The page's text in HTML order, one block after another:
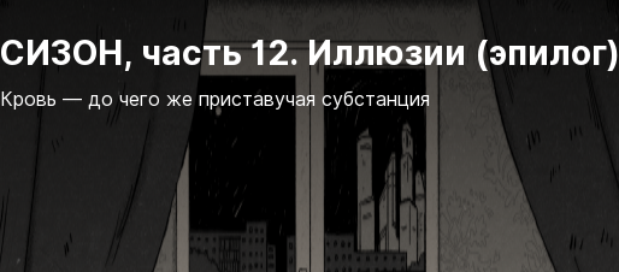
СИЗОН, часть 12. Иллюзии (эпилог)
Кровь — до чего же приставучая субстанция